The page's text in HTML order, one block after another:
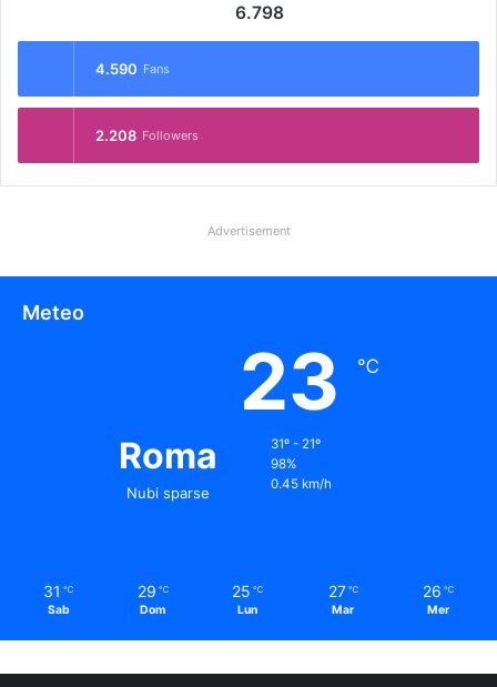
6.798
4.590 Fans
2.208 Followers
Advertisement
Meteo
Roma
Nubi sparse
23 ℃
31º - 21º
98%
0.45 km/h
31 ℃
Sab
29 ℃
Dom
25 ℃
Lun
27 ℃
Mar
26 ℃
Mer